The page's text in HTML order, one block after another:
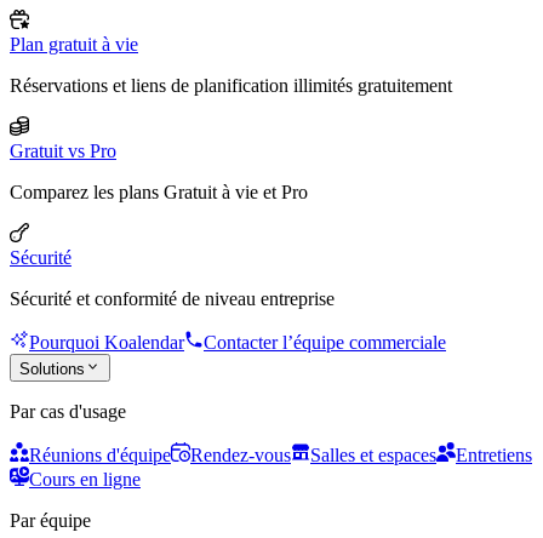
Plan gratuit à vie
Réservations et liens de planification illimités gratuitement
Gratuit vs Pro
Comparez les plans Gratuit à vie et Pro
Sécurité
Sécurité et conformité de niveau entreprise
Pourquoi Koalendar Contacter l’équipe commerciale
Solutions
Par cas d'usage
Réunions d'équipe Rendez-vous Salles et espaces
Entretiens
Cours en ligne
Par équipe